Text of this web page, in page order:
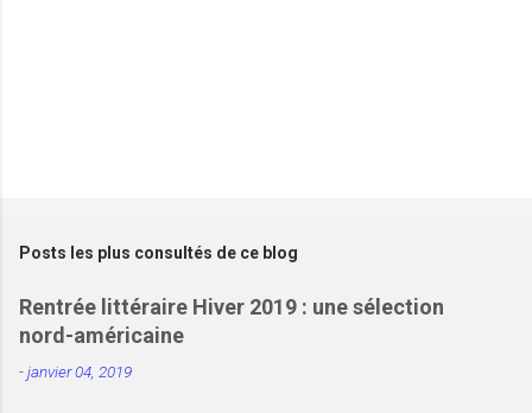
Posts les plus consultés de ce blog
Rentrée littéraire Hiver 2019 : une sélection
nord-américaine
-janvier 04, 2019